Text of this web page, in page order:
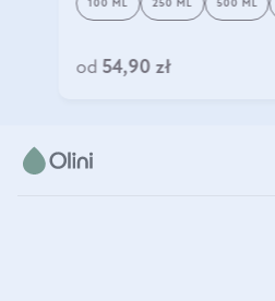
100 ML 250 ML 500 ML
od 54,90 zł